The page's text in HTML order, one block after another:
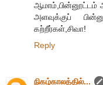
ஆமாம்,பின்னூட்டம்
அளவுக்குப்
கற்றீர்கள்,சிவா!
Reply
நிகழ்காலத்தில்...